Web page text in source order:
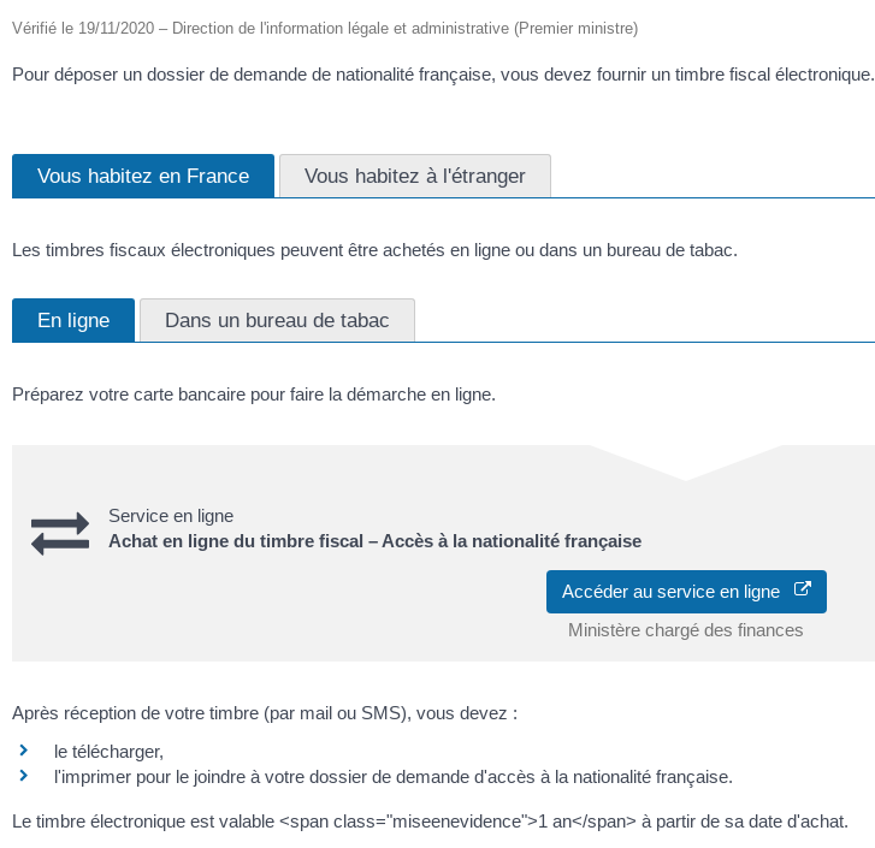
Vérifié le 19/11/2020 – Direction de l'information légale et administrative (Premier ministre)
Pour déposer un dossier de demande de nationalité française, vous devez fournir un timbre fiscal électronique.
Vous habitez en France Vous habitez à l'étranger
Les timbres fiscaux électroniques peuvent être achetés en ligne ou dans un bureau de tabac.
En ligne Dans un bureau de tabac
Préparez votre carte bancaire pour faire la démarche en ligne.
Service en ligne
Achat en ligne du timbre fiscal – Accès à la nationalité française
Accéder au service en ligne
Ministère chargé des finances
Après réception de votre timbre (par mail ou SMS), vous devez :
le télécharger,
l'imprimer pour le joindre à votre dossier de demande d'accès à la nationalité française.
Le timbre électronique est valable <span class="miseenevidence">1 an</span> à partir de sa date d'achat.